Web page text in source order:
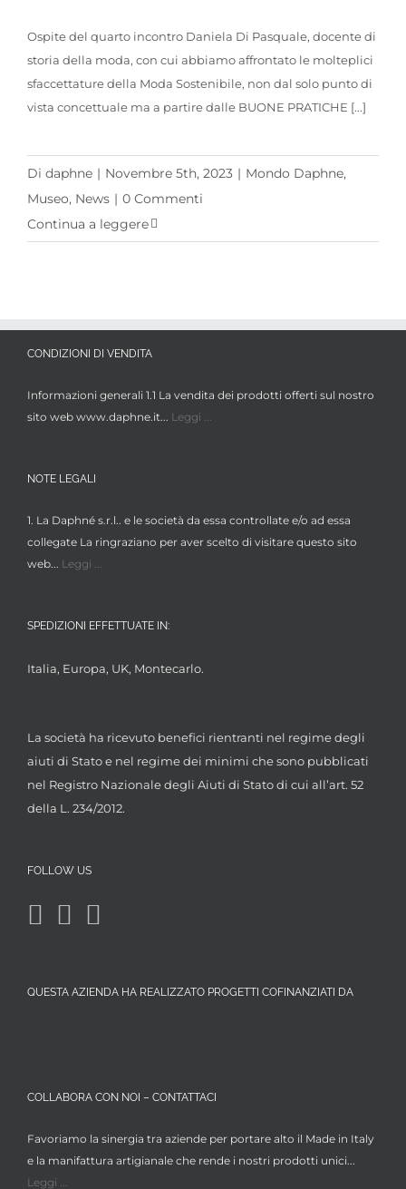
Ospite del quarto incontro Daniela Di Pasquale, docente di
storia della moda, con cui abbiamo affrontato le molteplici
sfaccettature della Moda Sostenibile, non dal solo punto di
vista concettuale ma a partire dalle BUONE PRATICHE [...]
Di daphne | Novembre 5th, 2023 | Mondo Daphne,
Museo, News | 0 Commenti
Continua a leggere
CONDIZIONI DI VENDITA
Informazioni generali 1.1 La vendita dei prodotti offerti sul nostro
sito web www.daphne.it... Leggi ...
NOTE LEGALI
1. La Daphné s.r.l.. e le società da essa controllate e/o ad essa
collegate La ringraziano per aver scelto di visitare questo sito
web... Leggi ...
SPEDIZIONI EFFETTUATE IN:
Italia, Europa, UK, Montecarlo.
La società ha ricevuto benefici rientranti nel regime degli
aiuti di Stato e nel regime dei minimi che sono pubblicati
nel Registro Nazionale degli Aiuti di Stato di cui all’art. 52
della L. 234/2012.
FOLLOW US
QUESTA AZIENDA HA REALIZZATO PROGETTI COFINANZIATI DA
COLLABORA CON NOI – CONTATTACI
Favoriamo la sinergia tra aziende per portare alto il Made in Italy
e la manifattura artigianale che rende i nostri prodotti unici...
Leggi ...